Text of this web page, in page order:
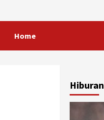
Home
Hiburan